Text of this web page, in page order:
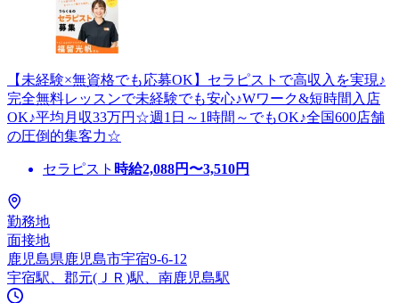
【未経験×無資格でも応募OK】セラピストで高収入を実現♪
完全無料レッスンで未経験でも安心♪Wワーク&短時間入店
OK♪平均月収33万円☆週1日～1時間～でもOK♪全国600店舗
の圧倒的集客力☆
セラピスト 時給2,088円〜3,510円
勤務地
面接地
鹿児島県鹿児島市宇宿9-6-12
宇宿駅、郡元(ＪＲ)駅、南鹿児島駅